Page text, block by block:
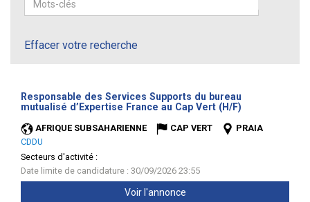
Effacer votre recherche
Responsable des Services Supports du bureau
mutualisé d’Expertise France au Cap Vert (H/F)
AFRIQUE SUBSAHARIENNE CAP VERT
PRAIA
CDDU
Secteurs d'activité :
Date limite de candidature : 30/09/2026 23:55
Voir l'annonce